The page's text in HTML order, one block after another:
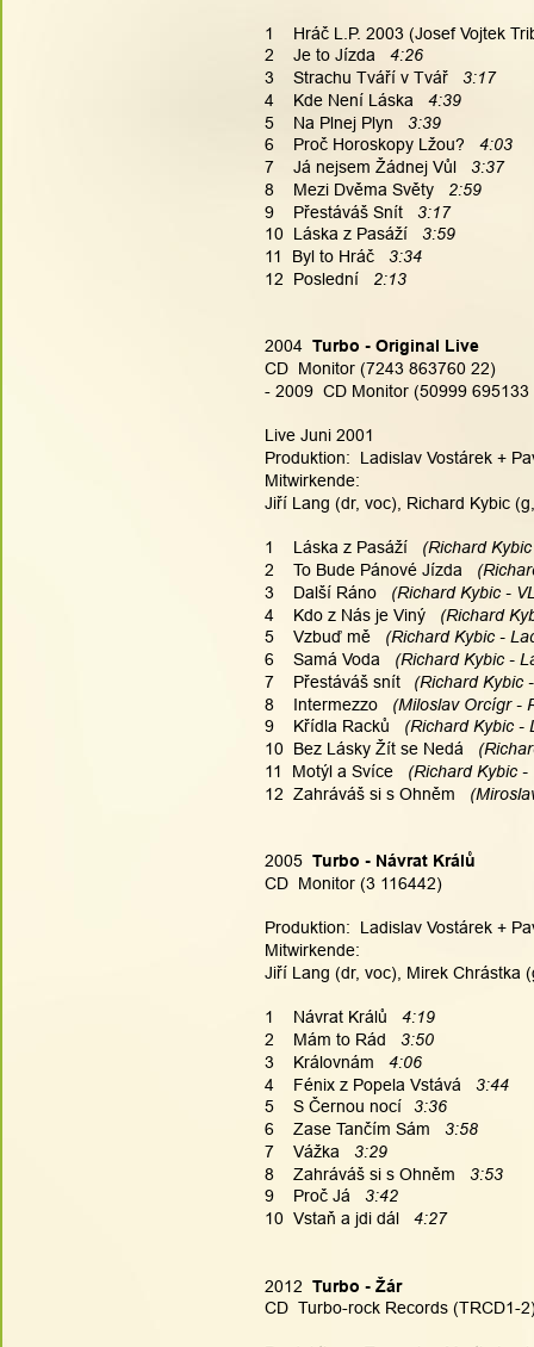
1    Hráč L.P. 2003 (Josef Vojtek
2    Je to Jízda 4:26
3    Strachu Tváří v Tvář 3:17
4    Kde Není Láska 4:39
5    Na Plnej Plyn 3:39
6    Proč Horoskopy Lžou? 4:03
7    Já nejsem Žádnej Vůl 3:37
8    Mezi Dvěma Světy 2:59
9    Přestáváš Snít
3:17
10  Láska z Pasáží
3:59
11  Byl to Hráč
3:34
12  Poslední
  2:13
2004 Turbo - Original Live
CD  Monitor (7243 863760 22)
- 2009  CD Monitor (50999 695133
Live Juni 2001
Produktion:  Ladislav Vostárek +
Mitwirkende:
Jiří Lang (dr, voc), Richard Kybic
1    Láska z Pasáží
(Richard
2    To Bude Pánové Jízda
3    Další Ráno
(Richard Kybic -
4    Kdo z Nás je Viný
(Richard
5    Vzbuď mě
(Richard Kybic -
6    Samá Voda
(Richard Kybic -
7    Přestáváš snít
(Richard Kybic
8    Intermezzo
(Miloslav Orcígr -
9    Křídla Racků
(Richard Kybic -
10  Bez Lásky Žít se Nedá
11  Motýl a Svíce
(Richard Kybic -
12  Zahráváš si s Ohněm
2005 Turbo - Návrat Králů
CD  Monitor (3 116442)
Produktion:  Ladislav Vostárek +
Mitwirkende:
Jiří Lang (dr, voc), Mirek Chrástka
1    Návrat Králů
4:19
2    Mám to Rád 3:50
3    Královnám 4:06
4    Fénix z Popela Vstává 3:44
5    S Černou nocí
3:36
6    Zase Tančím Sám 3:58
7    Vážka 3:29
8    Zahráváš si s Ohněm 3:53
9    Proč Já 3:42
10  Vstaň a jdi dál 4:27
2012 Turbo - Žár
CD  Turbo-rock Records (TRCD1-